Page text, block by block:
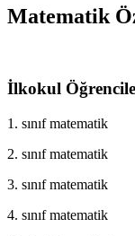
Matematik
İlkokul
1. sınıf matematik
2. sınıf matematik
3. sınıf matematik
4. sınıf matematik